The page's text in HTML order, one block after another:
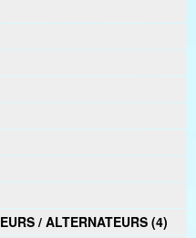
/ ALTERNATEURS (4)